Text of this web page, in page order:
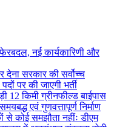
नई कार्यकारिणी और
देना सरकार की सर्वोच्च
पर की जाएगी भर्ती
12 किमी ग्रीनफील्ड बाईपास
एवं गुणवत्तापूर्ण निर्माण
से कोई समझौता नहींः डीएम